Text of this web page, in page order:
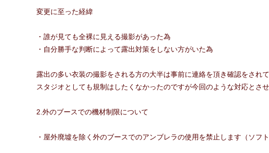
変更に至った経緯
・誰が見ても全裸に見える撮影があった為
・自分勝手な判断によって露出対策をしない方がいた為
露出の多い衣装の撮影をされる方の大半は事前に連絡を頂き確認をされ
スタジオとしても規制はしたくなかったのですが今回のような対応とさせ
2.外のブースでの機材制限について
・屋外廃墟を除く外のブースでのアンブレラの使用を禁止します（ソフ